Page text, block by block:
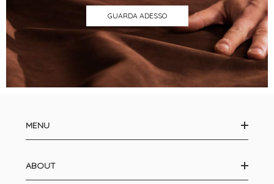
GUARDA ADESSO
MENU
ABOUT